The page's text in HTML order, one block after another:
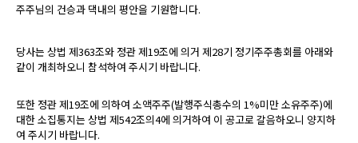
주주님의 건승과 댁내의 평안을 기원합니다.
당사는 상법 제363조와 정관 제19조에 의거 제28기 정기주주총회를 아래와
같이 개최하오니 참석하여 주시기 바랍니다.
또한 정관 제19조에 의하여 소액주주(발행주식총수의 1%미만 소유주주)에
대한 소집통지는 상법 제542조의4에 의거하여 이 공고로 갈음하오니 양지하
여 주시기 바랍니다.